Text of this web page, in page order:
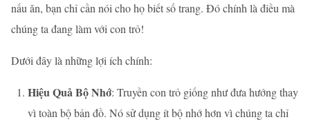
nấu ăn, bạn chỉ cần nói cho họ biết số trang. Đó chính là điều mà
chúng ta đang làm với con trỏ!
Dưới đây là những lợi ích chính:
Hiệu Quả Bộ Nhớ: Truyền con trỏ giống như đưa hướng thay
vì toàn bộ bản đồ. Nó sử dụng ít bộ nhớ hơn vì chúng ta chỉ